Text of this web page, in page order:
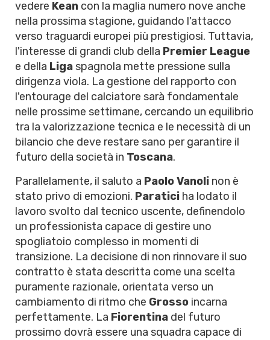
vedere Kean con la maglia numero nove anche
nella prossima stagione, guidando l'attacco
verso traguardi europei più prestigiosi. Tuttavia,
l'interesse di grandi club della Premier League
e della Liga spagnola mette pressione sulla
dirigenza viola. La gestione del rapporto con
l'entourage del calciatore sarà fondamentale
nelle prossime settimane, cercando un equilibrio
tra la valorizzazione tecnica e le necessità di un
bilancio che deve restare sano per garantire il
futuro della società in Toscana.
Parallelamente, il saluto a Paolo Vanoli non è
stato privo di emozioni. Paratici ha lodato il
lavoro svolto dal tecnico uscente, definendolo
un professionista capace di gestire uno
spogliatoio complesso in momenti di
transizione. La decisione di non rinnovare il suo
contratto è stata descritta come una scelta
puramente razionale, orientata verso un
cambiamento di ritmo che Grosso incarna
perfettamente. La Fiorentina del futuro
prossimo dovrà essere una squadra capace di